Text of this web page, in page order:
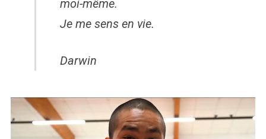
moi-même.
Je me sens en vie.
Darwin